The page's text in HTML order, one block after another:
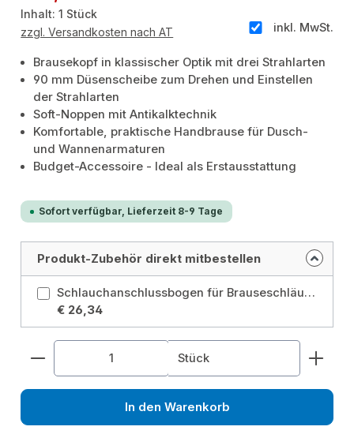
Inhalt:1 Stück
inkl. MwSt.
zzgl. Versandkosten nach AT
Brausekopf in klassischer Optik mit drei Strahlarten
90 mm Düsenscheibe zum Drehen und Einstellen
der Strahlarten
Soft-Noppen mit Antikalktechnik
Komfortable, praktische Handbrause für Dusch-
und Wannenarmaturen
Budget-Accessoire - Ideal als Erstausstattung
Sofort verfügbar, Lieferzeit 8-9 Tage
Produkt-Zubehör direkt mitbestellen
Schlauchanschlussbogen für Brauseschläuche
€ 26,34
Produkt Anzahl: Gib den gewünschten Wert
Stück
In den Warenkorb